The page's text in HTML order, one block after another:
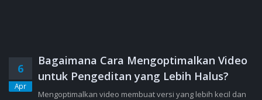
6
Apr
Bagaimana Cara Mengoptimalkan Video
untuk Pengeditan yang Lebih Halus?
Mengoptimalkan video membuat versi yang lebih kecil dan